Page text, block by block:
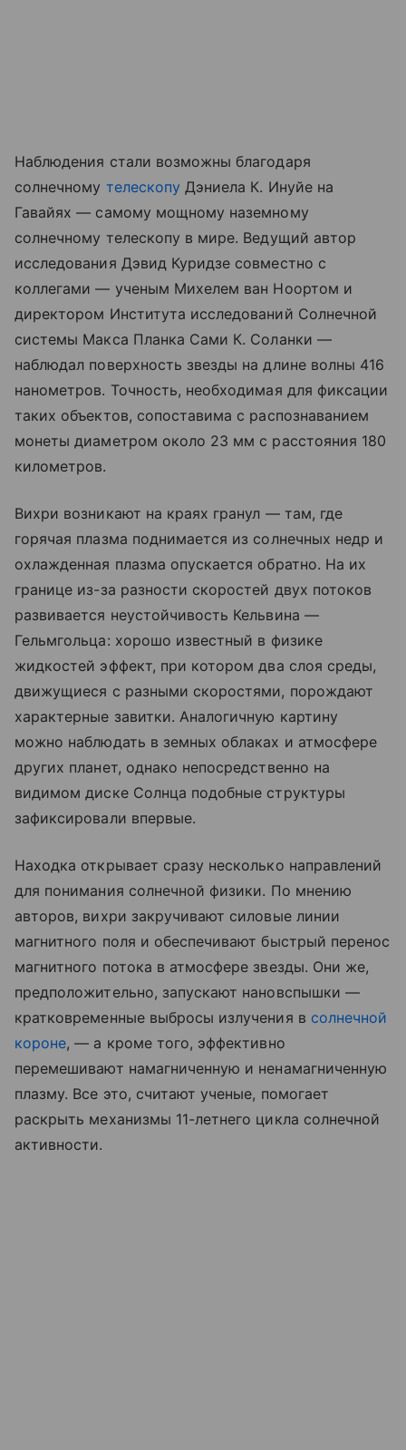
Наблюдения стали возможны благодаря
солнечному телескопу Дэниела К. Инуйе на
Гавайях — самому мощному наземному
солнечному телескопу в мире. Ведущий автор
исследования Дэвид Куридзе совместно с
коллегами — ученым Михелем ван Ноортом и
директором Института исследований Солнечной
системы Макса Планка Сами К. Соланки —
наблюдал поверхность звезды на длине волны 416
нанометров. Точность, необходимая для фиксации
таких объектов, сопоставима с распознаванием
монеты диаметром около 23 мм с расстояния 180
километров.
Вихри возникают на краях гранул — там, где
горячая плазма поднимается из солнечных недр и
охлажденная плазма опускается обратно. На их
границе из-за разности скоростей двух потоков
развивается неустойчивость Кельвина —
Гельмгольца: хорошо известный в физике
жидкостей эффект, при котором два слоя среды,
движущиеся с разными скоростями, порождают
характерные завитки. Аналогичную картину
можно наблюдать в земных облаках и атмосфере
других планет, однако непосредственно на
видимом диске Солнца подобные структуры
зафиксировали впервые.
Находка открывает сразу несколько направлений
для понимания солнечной физики. По мнению
авторов, вихри закручивают силовые линии
магнитного поля и обеспечивают быстрый перенос
магнитного потока в атмосфере звезды. Они же,
предположительно, запускают нановспышки —
кратковременные выбросы излучения в солнечной
короне, — а кроме того, эффективно
перемешивают намагниченную и ненамагниченную
плазму. Все это, считают ученые, помогает
раскрыть механизмы 11-летнего цикла солнечной
активности.